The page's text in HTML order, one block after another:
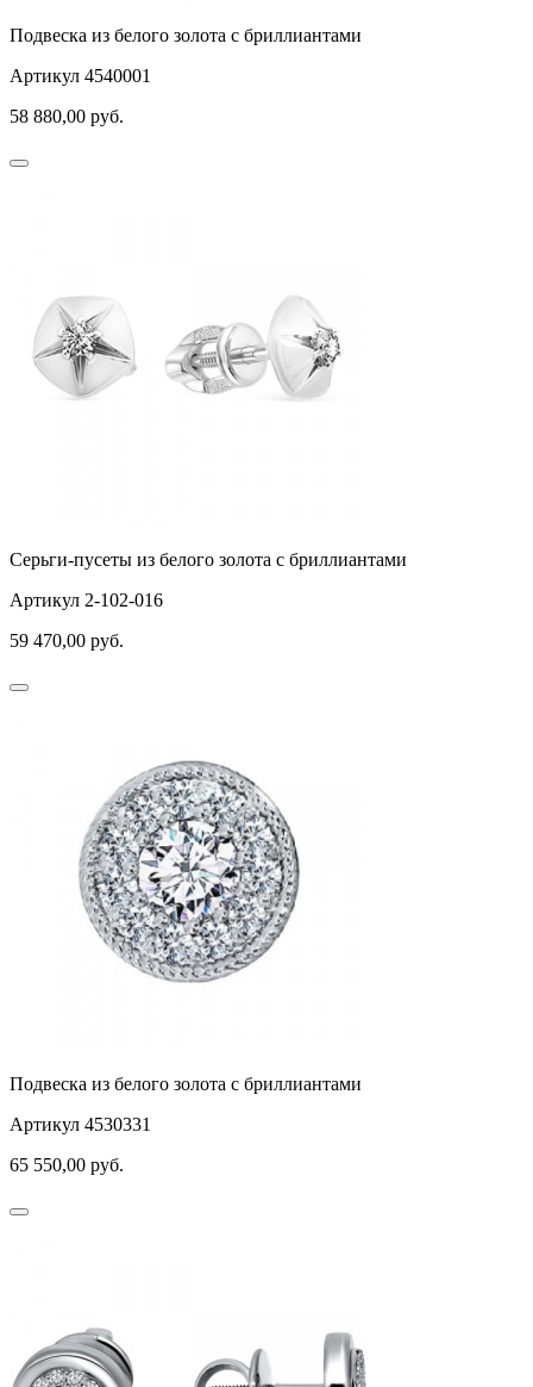
Подвеска из белого золота с бриллиантами
Артикул 4540001
58 880,00 руб.
Серьги-пусеты из белого золота с бриллиантами
Артикул 2-102-016
59 470,00 руб.
Подвеска из белого золота с бриллиантами
Артикул 4530331
65 550,00 руб.